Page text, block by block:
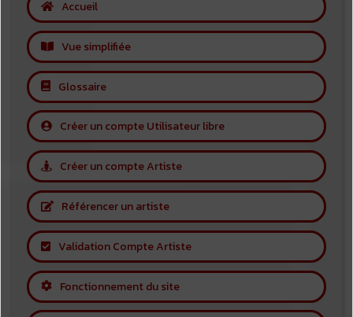
Accueil
Vue simplifiée
Glossaire
Créer un compte Utilisateur libre
Créer un compte Artiste
Référencer un artiste
Validation Compte Artiste
Fonctionnement du site